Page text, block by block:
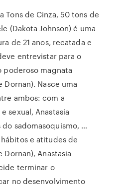
Tons de Cinza, 50 tons de
(Dakota Johnson) é uma
de 21 anos, recatada e
entrevistar para o
poderoso magnata
Dornan). Nasce uma
ambos: com a
sexual, Anastasia
sadomasoquismo, …
e atitudes de
Dornan), Anastasia
terminar o
no desenvolvimento